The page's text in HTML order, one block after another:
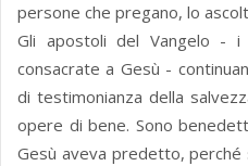
persone che pregano, lo
Gli apostoli del Vangelo -
consacrate a Gesù -
di testimonianza della
opere di bene. Sono
Gesù aveva predetto, perché